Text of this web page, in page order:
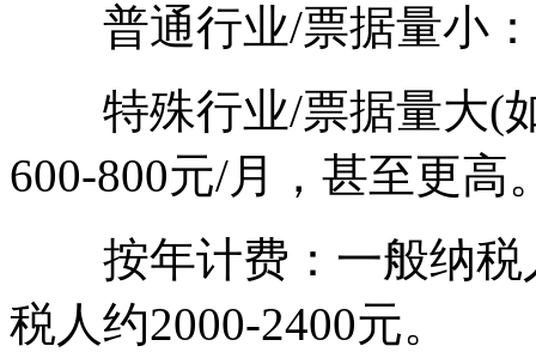
普通行业/票据量小：
特殊行业/票据量大(如
600-800元/月，甚至更高
按年计费：一般纳税
税人约2000-2400元。